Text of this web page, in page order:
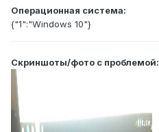
Операционная система:
{"1":"Windows 10"}
Скриншоты/фото с проблемой: